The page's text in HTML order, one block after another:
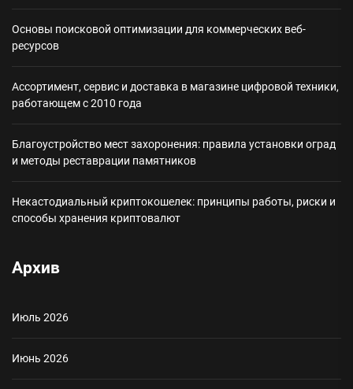
Основы поисковой оптимизации для коммерческих веб-
ресурсов
Ассортимент, сервис и доставка в магазине цифровой техники,
работающем с 2010 года
Благоустройство мест захоронения: правила установки оград
и методы реставрации памятников
Некастодиальный криптокошелек: принципы работы, риски и
способы хранения криптовалют
Архив
Июль 2026
Июнь 2026